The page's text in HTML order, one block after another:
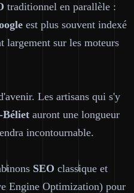
traditionnel en parallèle :
est plus souvent indexé
largement sur les moteurs
Les artisans qui s'y
Béliet auront une longueur
incontournable.
SEO classique et
Engine Optimization) pour